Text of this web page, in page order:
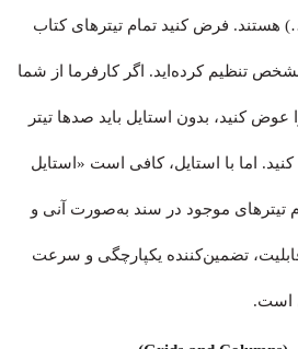
فرض کنید تمام تیترهای کتاب
تنظیم کرده‌اید. اگر کارفرما از شما
عوض کنید، بدون استایل باید صدها تیتر
اما با استایل، کافی است «استایل
تیترهای موجود در سند به‌صورت آنی و
تضمین‌کننده یکپارچگی و سرعت
است.